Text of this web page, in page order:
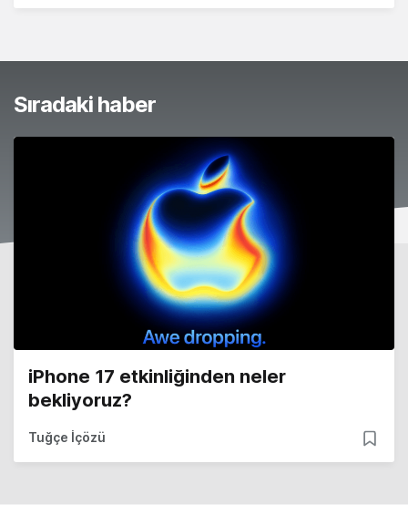
Sıradaki haber
iPhone 17 etkinliğinden neler
bekliyoruz?
Tuğçe İçözü